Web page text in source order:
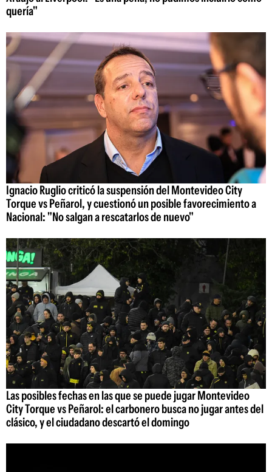
quería"
Ignacio Ruglio criticó la suspensión del Montevideo City
Torque vs Peñarol, y cuestionó un posible favorecimiento a
Nacional: "No salgan a rescatarlos de nuevo"
Las posibles fechas en las que se puede jugar Montevideo
City Torque vs Peñarol: el carbonero busca no jugar antes del
clásico, y el ciudadano descartó el domingo